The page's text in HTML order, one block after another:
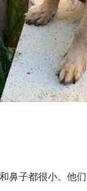
子都很小。他们